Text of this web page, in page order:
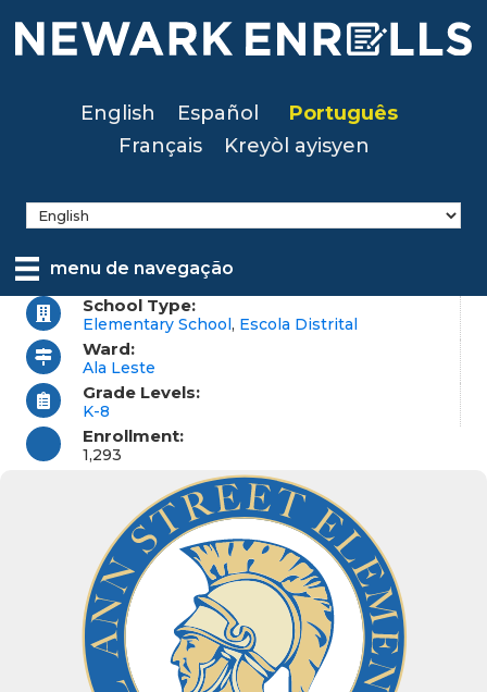
Skip
English Español
Português
Français
Kreyòl ayisyen
menu de navegação
School Type:
Elementary School , Escola Distrital
Ward:
Ala Leste
Grade Levels:
K-8
Enrollment:
1,293